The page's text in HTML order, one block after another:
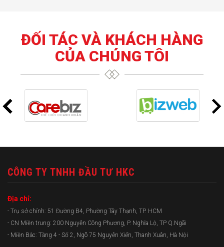
ĐỐI TÁC VÀ KHÁCH HÀNG
CỦA CHÚNG TÔI
CÔNG TY TNHH ĐẦU TƯ HKC
Địa chỉ:
- Trụ sở chính: 51 Đường B4, Phường Tây Thạnh, TP. HCM
- CN Miền trung: 200 Nguyễn Công Phương, P. Nghĩa Lộ, TP Q.Ngãi
- Miền Bắc: Tầng 4 - Số 2, Ngõ 75 Nguyễn Xiển, Thanh Xuân, Hà Nội